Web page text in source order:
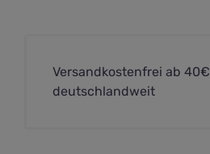
Versandkostenfrei ab 40€
deutschlandweit